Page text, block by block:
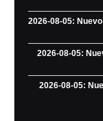
2026-08-05:
2026-08-05:
2026-08-05: